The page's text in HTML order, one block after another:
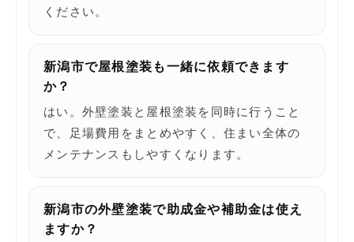
ください。
新潟市で屋根塗装も一緒に依頼できます
か？
はい。外壁塗装と屋根塗装を同時に行うこと
で、足場費用をまとめやすく、住まい全体の
メンテナンスもしやすくなります。
新潟市の外壁塗装で助成金や補助金は使え
ますか？